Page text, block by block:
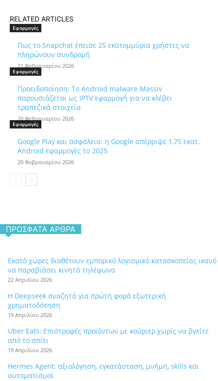
RELATED ARTICLES
Εφαρμογές
Πως το Snapchat έπεισε 25 εκατομμύρια χρήστες να
πληρώνουν συνδρομή
21 Φεβρουαρίου 2026
Εφαρμογές
Προειδοποίηση: Το Android malware Massiv
παρουσιάζεται ως IPTV εφαρμογή για να κλέβει
τραπεζικά στοιχεία
20 Φεβρουαρίου 2026
Εφαρμογές
Google Play και ασφάλεια: η Google απέρριψε 1,75 εκατ.
Android εφαρμογές το 2025
20 Φεβρουαρίου 2026
ΠΡΌΣΦΑΤΑ ΆΡΘΡΑ
Εκατό χώρες διαθέτουν εμπορικό λογισμικό κατασκοπείας ικανό
να παραβιάσει κινητά τηλέφωνα
22 Απριλίου 2026
Η Deepseek αναζητά για πρώτη φορά εξωτερική
χρηματοδότηση
19 Απριλίου 2026
Uber Eats: Επιστροφές προϊόντων με κούριερ χωρίς να βγείτε
από το σπίτι
19 Απριλίου 2026
Hermes Agent: αξιολόγηση, εγκατάσταση, μνήμη, skills και
αυτοματισμοί